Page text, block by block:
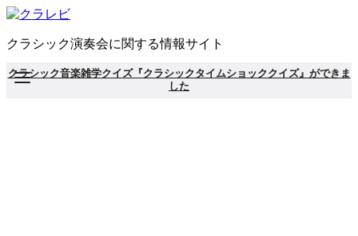
コ
テ
ツ
クラシック演奏会に関する情報サイト
クラシック音楽雑学クイズ『クラシックタイムショッククイズ』ができま
した